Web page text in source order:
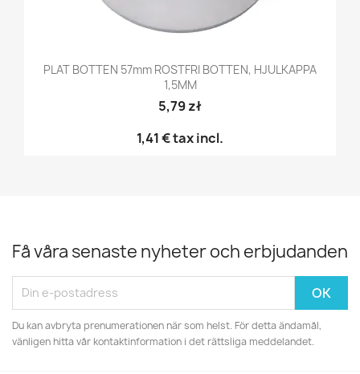
PLAT BOTTEN 57mm ROSTFRI BOTTEN, HJULKAPPA
1,5MM
5,79 zł
1,41 €tax incl.
Få våra senaste nyheter och erbjudanden
Du kan avbryta prenumerationen när som helst. För detta ändamål,
vänligen hitta vår kontaktinformation i det rättsliga meddelandet.